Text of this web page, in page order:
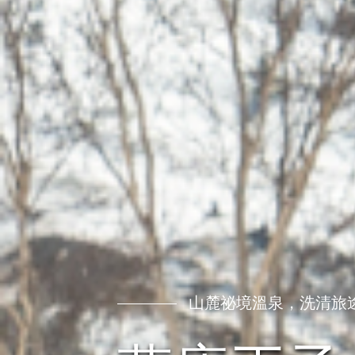
山麓祕境溫泉，洗清旅